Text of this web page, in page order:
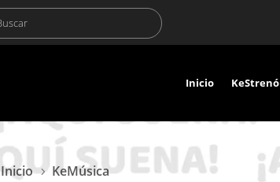
Inicio
Inicio 5 KeMúsica